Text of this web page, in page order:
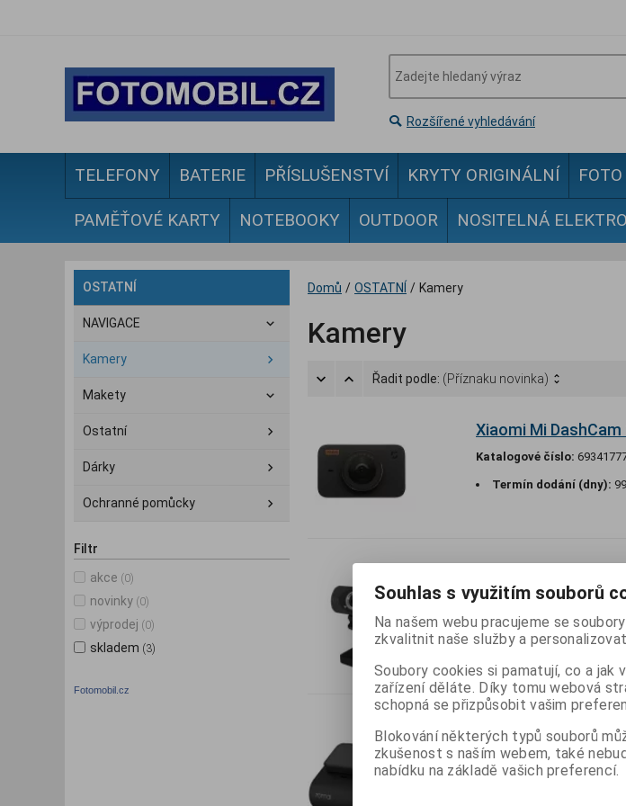
Rozšířené vyhledávání
TELEFONY BATERIE PŘÍSLUŠENSTVÍ KRYTY ORIGINÁLNÍ FOTO
PAMĚŤOVÉ KARTY NOTEBOOKY OUTDOOR NOSITELNÁ
OSTATNÍ
NAVIGACE
Kamery
Makety
Ostatní
Dárky
Ochranné pomůcky
Filtr
akce (0)
novinky (0)
výprodej (0)
skladem (3)
Fotomobil.cz
Domů / OSTATNÍ / Kamery
Kamery
Řadit podle: (Příznaku novinka)
Xiaomi Mi DashCam
Katalogové číslo:
Termín dodání (dny): 99
IMI Webcam 1080P
Termín dodání (dny):7
70mai Dash Cam
Katalogové číslo:
Souhlas s využitím souborů
Na našem webu pracujeme se
zkvalitnit naše služby a
Soubory cookies si pamatují, co a jak
zařízení děláte. Díky tomu webová
schopná se přizpůsobit vašim
Blokování některých typů souborů
zkušenost s naším webem, také
nabídku na základě vašich preferencí.